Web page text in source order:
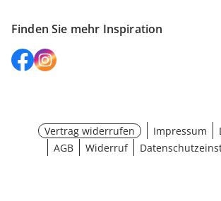
Finden Sie mehr Inspiration
Vertrag widerrufen Impressum
AGB
Widerruf